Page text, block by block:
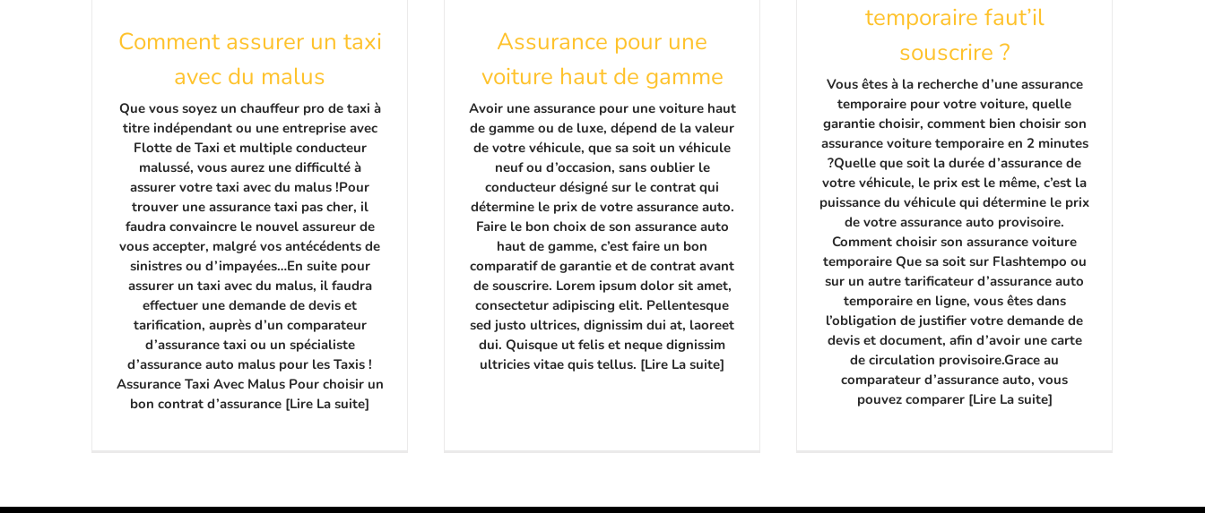
Comment assurer un taxi
avec du malus
Que vous soyez un chauffeur pro de taxi à
titre indépendant ou une entreprise avec
Flotte de Taxi et multiple conducteur
malussé, vous aurez une difficulté à
assurer votre taxi avec du malus !Pour
trouver une assurance taxi pas cher, il
faudra convaincre le nouvel assureur de
vous accepter, malgré vos antécédents de
sinistres ou d’impayées…En suite pour
assurer un taxi avec du malus, il faudra
effectuer une demande de devis et
tarification, auprès d’un comparateur
d’assurance taxi ou un spécialiste
d’assurance auto malus pour les Taxis !
Assurance Taxi Avec Malus Pour choisir un
bon contrat d’assurance [Lire La suite]
Assurance pour une
voiture haut de gamme
Avoir une assurance pour une voiture haut
de gamme ou de luxe, dépend de la valeur
de votre véhicule, que sa soit un véhicule
neuf ou d’occasion, sans oublier le
conducteur désigné sur le contrat qui
détermine le prix de votre assurance auto.
Faire le bon choix de son assurance auto
haut de gamme, c’est faire un bon
comparatif de garantie et de contrat avant
de souscrire. Lorem ipsum dolor sit amet,
consectetur adipiscing elit. Pellentesque
sed justo ultrices, dignissim dui at, laoreet
dui. Quisque ut felis et neque dignissim
ultricies vitae quis tellus. [Lire La suite]
temporaire faut’il
souscrire ?
Vous êtes à la recherche d’une assurance
temporaire pour votre voiture, quelle
garantie choisir, comment bien choisir son
assurance voiture temporaire en 2 minutes
?Quelle que soit la durée d’assurance de
votre véhicule, le prix est le même, c’est la
puissance du véhicule qui détermine le prix
de votre assurance auto provisoire.
Comment choisir son assurance voiture
temporaire Que sa soit sur Flashtempo ou
sur un autre tarificateur d’assurance auto
temporaire en ligne, vous êtes dans
l’obligation de justifier votre demande de
devis et document, afin d’avoir une carte
de circulation provisoire.Grace au
comparateur d’assurance auto, vous
pouvez comparer [Lire La suite]